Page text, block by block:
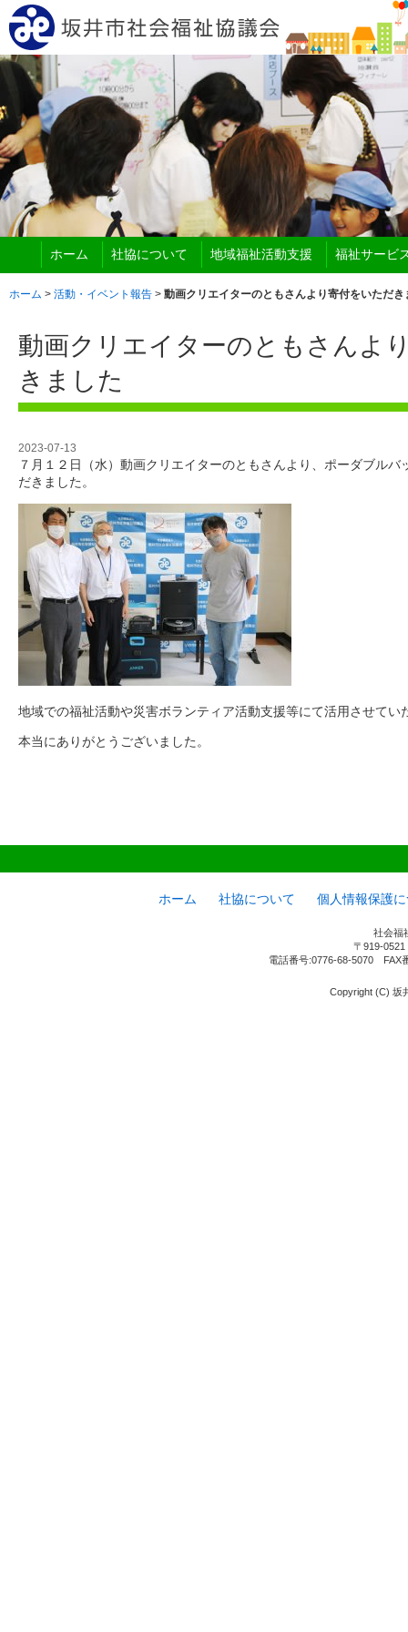
ホーム 社協について 地域福祉活動支援 福祉サービ
ホーム > 活動・イベント報告 > 動画クリエイターのともさんより寄付をいただき
動画クリエイターのともさんよ
きました
2023-07-13
７月１２日（水）動画クリエイターのともさんより、ポーダブル
だきました。
地域での福祉活動や災害ボランティア活動支援等にて活用させてい
本当にありがとうございました。
ホーム 社協について 個人情報保護
社会福
〒919-
電話番号:0776-68-5070
Copyright (C) 坂